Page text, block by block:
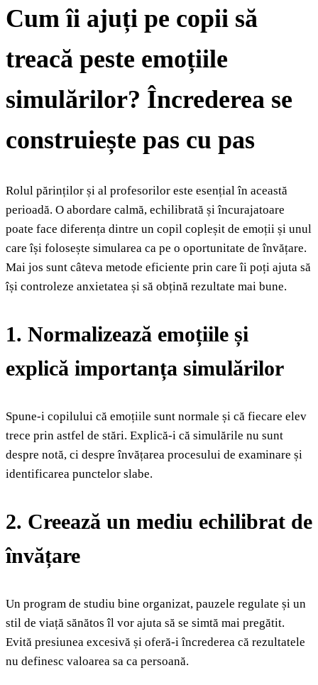
Cum îi ajuți pe copii să
treacă peste emoțiile
simulărilor? Încrederea se
construiește pas cu pas
Rolul părinților și al profesorilor este esențial în această
perioadă. O abordare calmă, echilibrată și încurajatoare
poate face diferența dintre un copil copleșit de emoții și unul
care își folosește simularea ca pe o oportunitate de învățare.
Mai jos sunt câteva metode eficiente prin care îi poți ajuta să
își controleze anxietatea și să obțină rezultate mai bune.
1. Normalizează emoțiile și
explică importanța simulărilor
Spune-i copilului că emoțiile sunt normale și că fiecare elev
trece prin astfel de stări. Explică-i că simulările nu sunt
despre notă, ci despre învățarea procesului de examinare și
identificarea punctelor slabe.
2. Creează un mediu echilibrat de
învățare
Un program de studiu bine organizat, pauzele regulate și un
stil de viață sănătos îl vor ajuta să se simtă mai pregătit.
Evită presiunea excesivă și oferă-i încrederea că rezultatele
nu definesc valoarea sa ca persoană.